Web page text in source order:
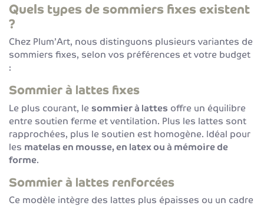
Quels types de sommiers fixes existent
?
Chez Plum’Art, nous distinguons plusieurs variantes de
sommiers fixes, selon vos préférences et votre budget
:
Sommier à lattes fixes
Le plus courant, le sommier à lattes offre un équilibre
entre soutien ferme et ventilation. Plus les lattes sont
rapprochées, plus le soutien est homogène. Idéal pour
les matelas en mousse, en latex ou à mémoire de
forme.
Sommier à lattes renforcées
Ce modèle intègre des lattes plus épaisses ou un cadre